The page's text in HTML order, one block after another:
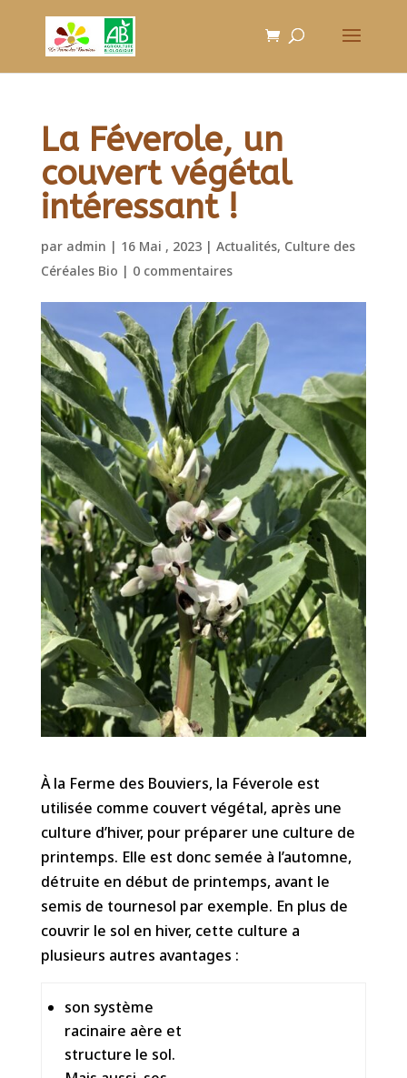
La Féverole, un
couvert végétal
intéressant !
par admin | 16 Mai , 2023| Actualités, Culture des
Céréales Bio | 0 commentaires
À la Ferme des Bouviers, la Féverole est
utilisée comme couvert végétal, après une
culture d’hiver, pour préparer une culture de
printemps. Elle est donc semée à l’automne,
détruite en début de printemps, avant le
semis de tournesol par exemple. En plus de
couvrir le sol en hiver, cette culture a
plusieurs autres avantages :
son système
racinaire aère et
structure le sol.